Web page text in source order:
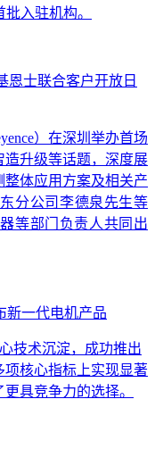
入驻机构。
恩士联合客户开放日
）在深圳举办首场
升级等话题，深度展
体应用方案及相关产
分公司李德泉先生等
等部门负责人共同出
新一代电机产品
技术沉淀，成功推出
项核心指标上实现显著
具竞争力的选择。